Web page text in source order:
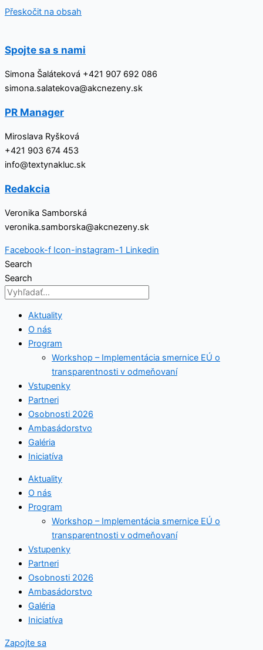
Přeskočit na obsah
Spojte sa s nami
Simona Šaláteková +421 907 692 086
simona.salatekova@akcnezeny.sk
PR Manager
Miroslava Ryšková
+421 903 674 453
info@textynakluc.sk
Redakcia
Veronika Samborská
veronika.samborska@akcnezeny.sk
Facebook-f Icon-instagram-1 Linkedin
Search
Search
Aktuality
O nás
Program
Workshop – Implementácia smernice EÚ o
transparentnosti v odmeňovaní
Vstupenky
Partneri
Osobnosti 2026
Ambasádorstvo
Galéria
Iniciatíva
Aktuality
O nás
Program
Workshop – Implementácia smernice EÚ o
transparentnosti v odmeňovaní
Vstupenky
Partneri
Osobnosti 2026
Ambasádorstvo
Galéria
Iniciatíva
Zapojte sa